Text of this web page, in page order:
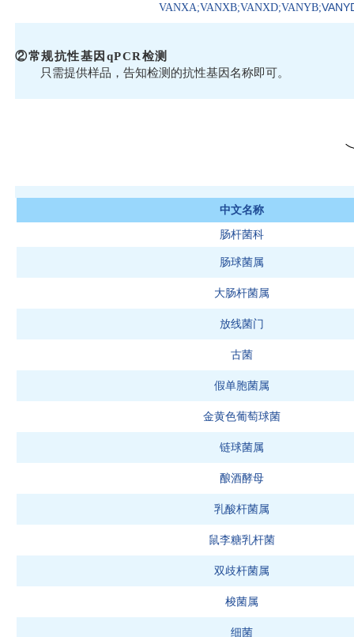
VANXA;VANXB;VANXD;VANYB;
②常规抗性基因qPCR检测
只需提供样品，告知检测的抗性基因名称即可。
中文名称
肠杆菌科
肠球菌属
大肠杆菌属
放线菌门
古菌
假单胞菌属
金黄色葡萄球菌
链球菌属
酿酒酵母
乳酸杆菌属
鼠李糖乳杆菌
双歧杆菌属
梭菌属
细菌